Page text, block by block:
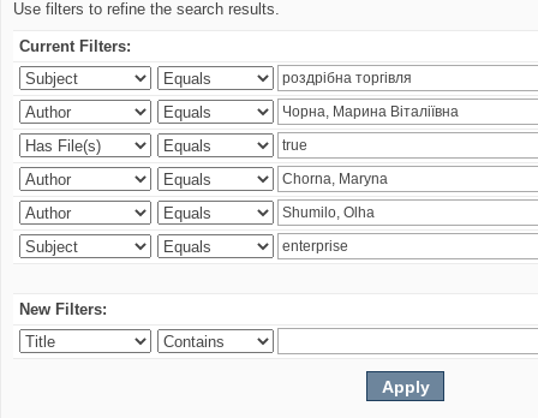
Use filters to refine the search results.
Current Filters:
New Filters: